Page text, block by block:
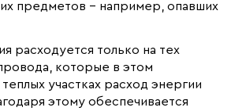
предметов – например, опавших
расходуется только на тех
которые в этом
участках расход энергии
этому обеспечивается